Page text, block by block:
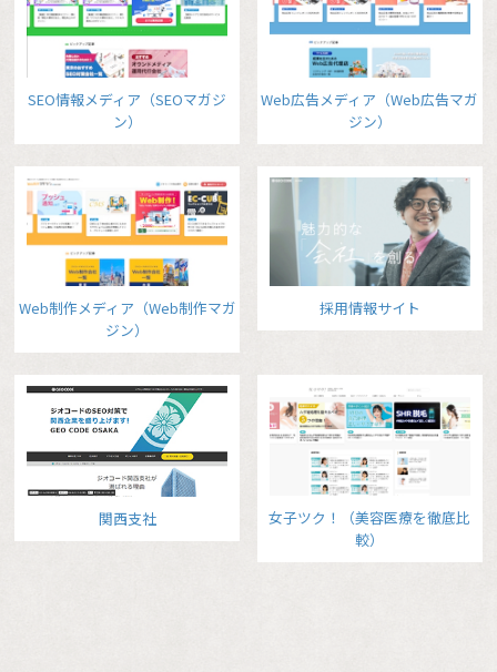
SEO情報メディア（SEOマガジ
ン）
Web広告メディア（Web広告マガ
ジン）
Web制作メディア（Web制作マガ
ジン）
採用情報サイト
関西支社
女子ツク！（美容医療を徹底比
較）